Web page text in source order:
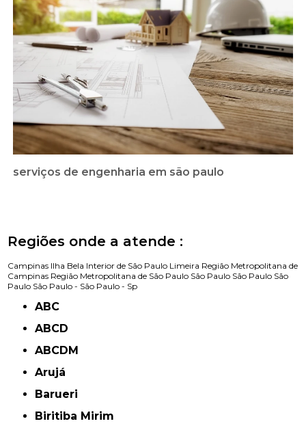
serviços de engenharia em são paulo
Regiões onde a atende :
Campinas Ilha Bela Interior de São Paulo Limeira Região Metropolitana de
Campinas Região Metropolitana de São Paulo São Paulo São Paulo São
Paulo São Paulo - São Paulo - Sp
ABC
ABCD
ABCDM
Arujá
Barueri
Biritiba Mirim